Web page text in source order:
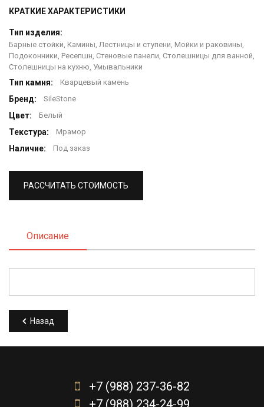
КРАТКИЕ ХАРАКТЕРИСТИКИ
Тип изделия:
Барные стойки, Камины, Лестницы и ступени, Мойки и раковины,
Подоконники, Ресепшн, Стеновые панели, Столешницы для ванной,
Столешницы на кухню, Умывальники
Тип камня: Кварцевый камень
Бренд: SileStone
Цвет: Белый
Текстура: Мрамор
Наличие: Под заказ
РАССЧИТАТЬ СТОИМОСТЬ
Описание
Назад
+7 (988) 237-36-82
+7 (988) 234-24-99